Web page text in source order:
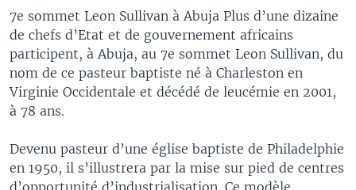
Retour
la
recherche
SPORT
WASHINGTON FORUM
CORRESPONDANT VOA
FOCUS SAHEL
REPORTAGES
CARNET DE SANTÉ
À VOTRE AVIS
VOTRE SANTÉ VOTRE AVENIR
LE MONDE AU FÉMININ
L'AMÉRIQUE ET VOUS
RM SHOW
BAMBARA
FULFULDE
LINGALA
SANGO
Apprenez L'anglais
SUIVEZ-NOUS
Langues
7e sommet Leon Sullivan à Abuja Plus d’une dizaine
de chefs d’Etat et de gouvernement africains
participent, à Abuja, au 7e sommet Leon Sullivan, du
nom de ce pasteur baptiste né à Charleston en
Virginie Occidentale et décédé de leucémie en 2001,
à 78 ans.
Devenu pasteur d’une église baptiste de Philadelphie
en 1950, il s’illustrera par la mise sur pied de centres
d’opportunité d’industrialisation. Ce modèle,